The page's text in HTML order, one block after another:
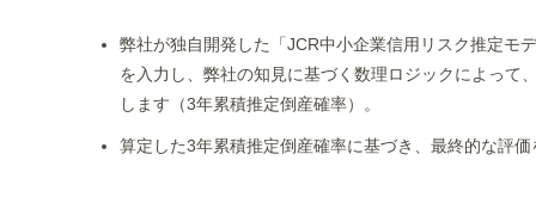
弊社が独自開発した「JCR中小企業信用リスク推定モ
を入力し、弊社の知見に基づく数理ロジックによって
します（3年累積推定倒産確率）。
算定した3年累積推定倒産確率に基づき、最終的な評